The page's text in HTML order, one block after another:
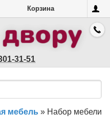
Корзина
31-51
мебель » Набор мебели